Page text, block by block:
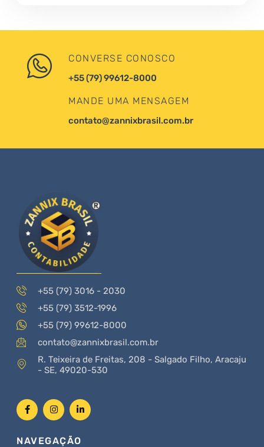
CONVERSE CONOSCO
+55 (79) 99612-8000
MANDE UMA MENSAGEM
contato@zannixbrasil.com.br
+55 (79) 3016 - 2030
+55 (79) 3512-1996
+55 (79) 99612-8000
contato@zannixbrasil.com.br
R. Teixeira de Freitas, 208 - Salgado Filho, Aracaju
- SE, 49020-530
NAVEGAÇÃO